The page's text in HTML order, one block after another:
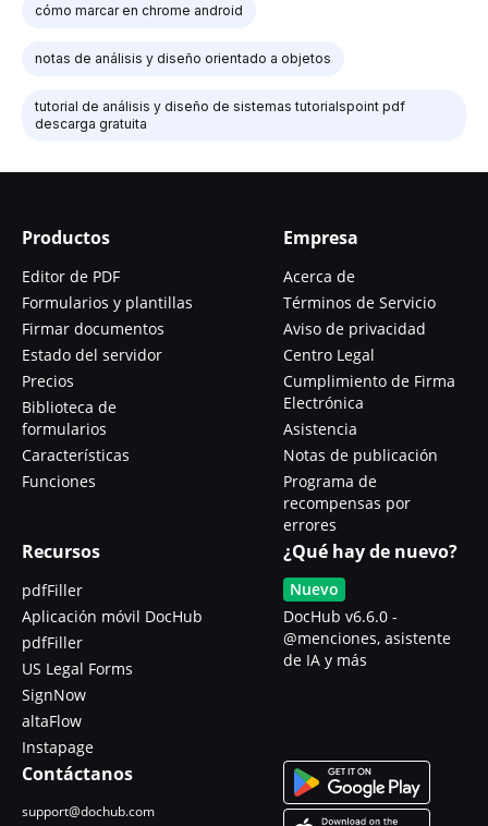
cómo marcar en chrome android
notas de análisis y diseño orientado a objetos
tutorial de análisis y diseño de sistemas tutorialspoint pdf
descarga gratuita
Productos
Editor de PDF
Formularios y plantillas
Firmar documentos
Estado del servidor
Precios
Biblioteca de
formularios
Características
Funciones
Empresa
Acerca de
Términos de Servicio
Aviso de privacidad
Centro Legal
Cumplimiento de Firma
Electrónica
Asistencia
Notas de publicación
Programa de
recompensas por
errores
Recursos
pdfFiller
Aplicación móvil DocHub
pdfFiller
US Legal Forms
SignNow
altaFlow
Instapage
¿Qué hay de nuevo?
Nuevo
DocHub v6.6.0 -
@menciones, asistente
de IA y más
Contáctanos
support@dochub.com